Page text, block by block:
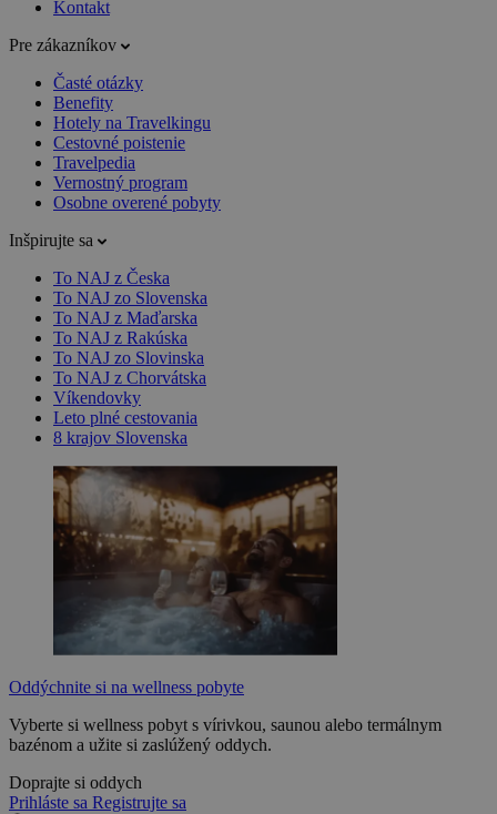
Kontakt
Pre zákazníkov
Časté otázky
Benefity
Hotely na Travelkingu
Cestovné poistenie
Travelpedia
Vernostný program
Osobne overené pobyty
Inšpirujte sa
To NAJ z Česka
To NAJ zo Slovenska
To NAJ z Maďarska
To NAJ z Rakúska
To NAJ zo Slovinska
To NAJ z Chorvátska
Víkendovky
Leto plné cestovania
8 krajov Slovenska
Oddýchnite si na wellness pobyte
Vyberte si wellness pobyt s vírivkou, saunou alebo termálnym
bazénom a užite si zaslúžený oddych.
Doprajte si oddych
Prihláste sa Registrujte sa